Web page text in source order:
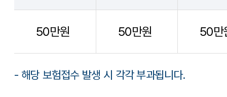
50만원 50만원 50만
- 해당 보험접수 발생 시 각각 부과됩니다.